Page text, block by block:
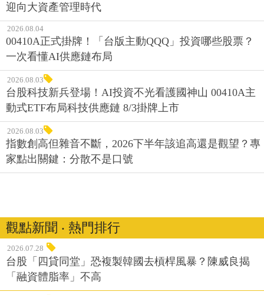
迎向大資產管理時代
2026.08.04
00410A正式掛牌！「台版主動QQQ」投資哪些股票？
一次看懂AI供應鏈布局
2026.08.03
台股科技新兵登場！AI投資不光看護國神山 00410A主
動式ETF布局科技供應鏈 8/3掛牌上市
2026.08.03
指數創高但雜音不斷，2026下半年該追高還是觀望？專
家點出關鍵：分散不是口號
觀點新聞 ‧ 熱門排行
2026.07.28
台股「四貸同堂」恐複製韓國去槓桿風暴？陳威良揭
「融資體脂率」不高